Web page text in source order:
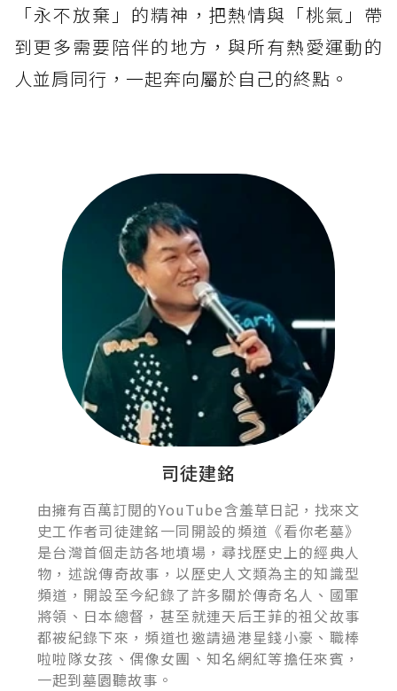
「永不放棄」的精神，把熱情與「桃氣」帶
到更多需要陪伴的地方，與所有熱愛運動的
人並肩同行，一起奔向屬於自己的終點。
司徒建銘
由擁有百萬訂閱的YouTube含羞草日記，找來文
史工作者司徒建銘一同開設的頻道《看你老墓》
是台灣首個走訪各地墳場，尋找歷史上的經典人
物，述說傳奇故事，以歷史人文類為主的知識型
頻道，開設至今紀錄了許多關於傳奇名人、國軍
將領、日本總督，甚至就連天后王菲的祖父故事
都被紀錄下來，頻道也邀請過港星錢小豪、職棒
啦啦隊女孩、偶像女團、知名網紅等擔任來賓，
一起到墓園聽故事。